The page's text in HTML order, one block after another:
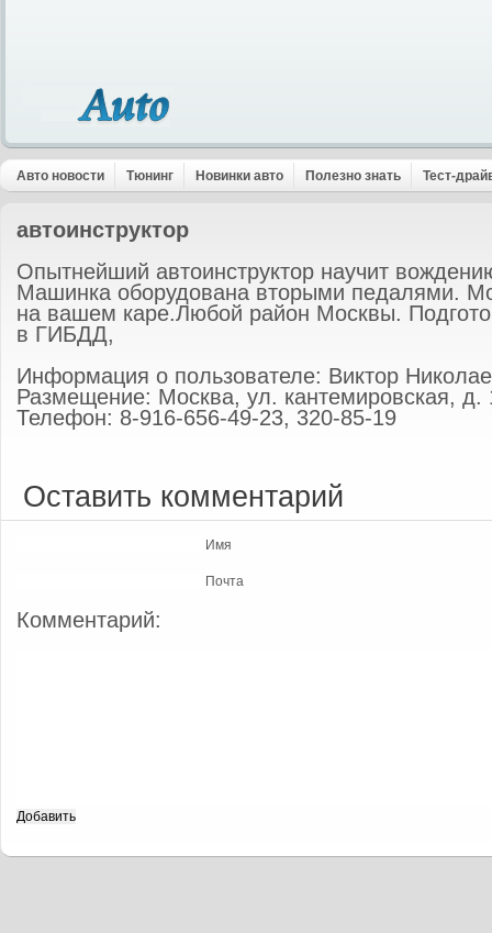
Авто новости Тюнинг Новинки авто Полезно знать Тест-
автоинструктор
Опытнейший автоинструктор научит
Машинка оборудована вторыми педалями.
на вашем каре.Любой район Москвы.
в ГИБДД,
Информация о пользователе: Виктор
Размещение: Москва, ул. кантемировская, д.
Телефон: 8-916-656-49-23, 320-85-19
Оставить комментарий
Имя
Почта
Комментарий: